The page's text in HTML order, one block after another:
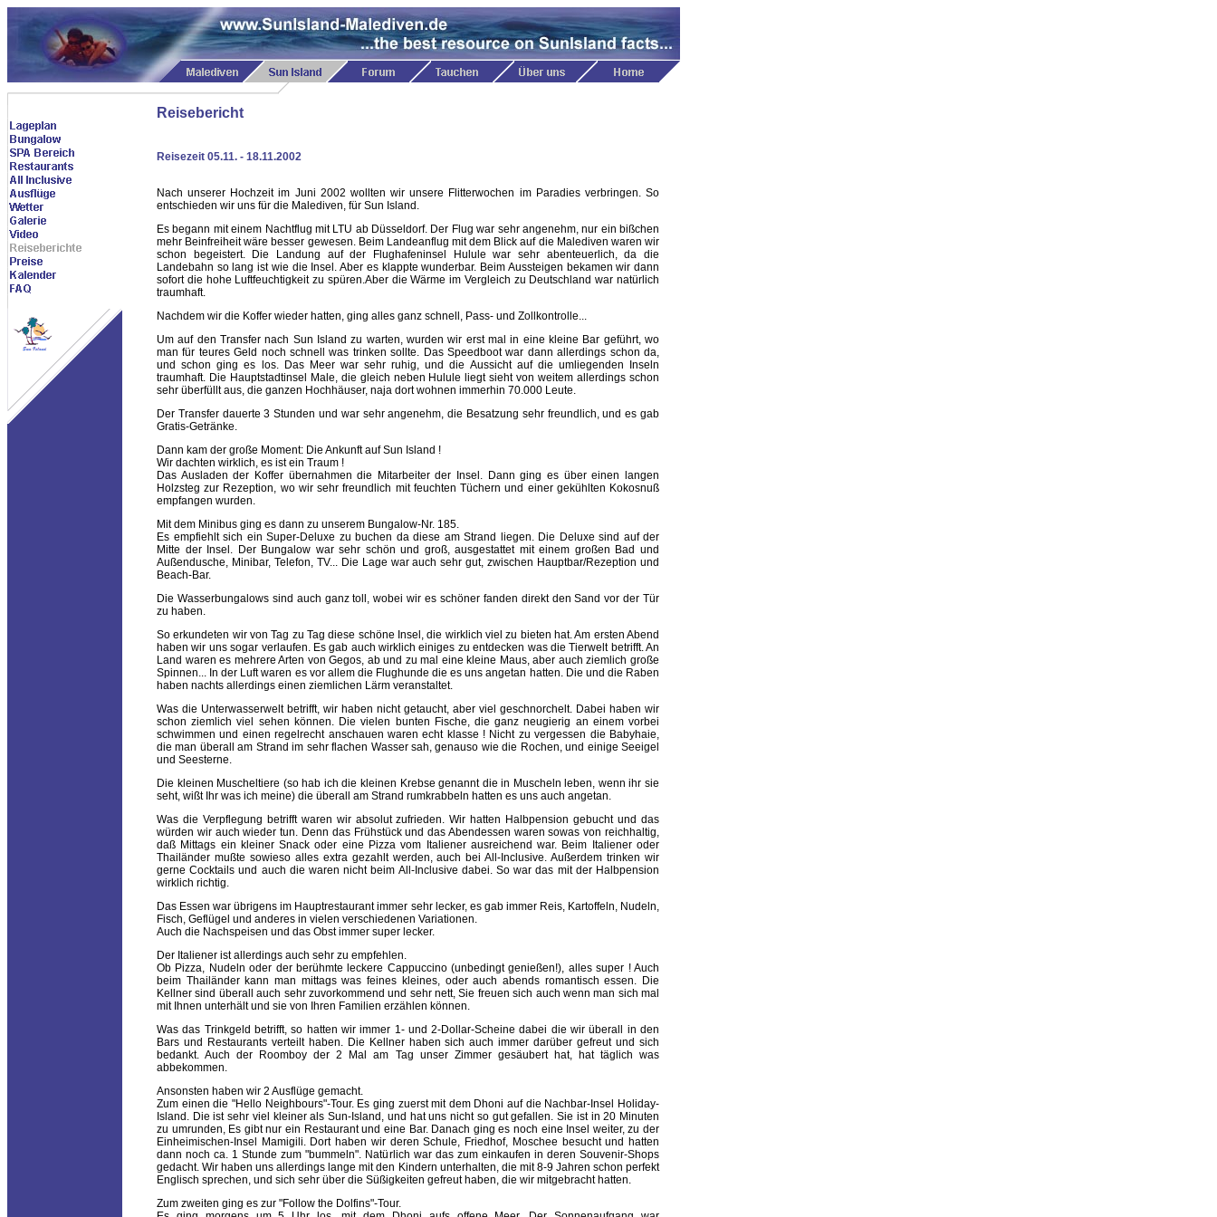
Reisebericht
Reisezeit 05.11. - 18.11.2002
Nach unserer Hochzeit im Juni 2002 wollten wir unsere Flitterwochen im Paradies verbringen. So
entschieden wir uns für die Malediven, für Sun Island.
Es begann mit einem Nachtflug mit LTU ab Düsseldorf. Der Flug war sehr angenehm, nur ein bißchen
mehr Beinfreiheit wäre besser gewesen. Beim Landeanflug mit dem Blick auf die Malediven waren wir
schon begeistert. Die Landung auf der Flughafeninsel Hulule war sehr abenteuerlich, da die
Landebahn so lang ist wie die Insel. Aber es klappte wunderbar. Beim Aussteigen bekamen wir dann
sofort die hohe Luftfeuchtigkeit zu spüren.Aber die Wärme im Vergleich zu Deutschland war natürlich
traumhaft.
Nachdem wir die Koffer wieder hatten, ging alles ganz schnell, Pass- und Zollkontrolle...
Um auf den Transfer nach Sun Island zu warten, wurden wir erst mal in eine kleine Bar geführt, wo
man für teures Geld noch schnell was trinken sollte. Das Speedboot war dann allerdings schon da,
und schon ging es los. Das Meer war sehr ruhig, und die Aussicht auf die umliegenden Inseln
traumhaft. Die Hauptstadtinsel Male, die gleich neben Hulule liegt sieht von weitem allerdings schon
sehr überfüllt aus, die ganzen Hochhäuser, naja dort wohnen immerhin 70.000 Leute.
Der Transfer dauerte 3 Stunden und war sehr angenehm, die Besatzung sehr freundlich, und es gab
Gratis-Getränke.
Dann kam der große Moment: Die Ankunft auf Sun Island !
Wir dachten wirklich, es ist ein Traum !
Das Ausladen der Koffer übernahmen die Mitarbeiter der Insel. Dann ging es über einen langen
Holzsteg zur Rezeption, wo wir sehr freundlich mit feuchten Tüchern und einer gekühlten Kokosnuß
empfangen wurden.
Mit dem Minibus ging es dann zu unserem Bungalow-Nr. 185.
Es empfiehlt sich ein Super-Deluxe zu buchen da diese am Strand liegen. Die Deluxe sind auf der
Mitte der Insel. Der Bungalow war sehr schön und groß, ausgestattet mit einem großen Bad und
Außendusche, Minibar, Telefon, TV... Die Lage war auch sehr gut, zwischen Hauptbar/Rezeption und
Beach-Bar.
Die Wasserbungalows sind auch ganz toll, wobei wir es schöner fanden direkt den Sand vor der Tür
zu haben.
So erkundeten wir von Tag zu Tag diese schöne Insel, die wirklich viel zu bieten hat. Am ersten Abend
haben wir uns sogar verlaufen. Es gab auch wirklich einiges zu entdecken was die Tierwelt betrifft. An
Land waren es mehrere Arten von Gegos, ab und zu mal eine kleine Maus, aber auch ziemlich große
Spinnen... In der Luft waren es vor allem die Flughunde die es uns angetan hatten. Die und die Raben
haben nachts allerdings einen ziemlichen Lärm veranstaltet.
Was die Unterwasserwelt betrifft, wir haben nicht getaucht, aber viel geschnorchelt. Dabei haben wir
schon ziemlich viel sehen können. Die vielen bunten Fische, die ganz neugierig an einem vorbei
schwimmen und einen regelrecht anschauen waren echt klasse ! Nicht zu vergessen die Babyhaie,
die man überall am Strand im sehr flachen Wasser sah, genauso wie die Rochen, und einige Seeigel
und Seesterne.
Die kleinen Muscheltiere (so hab ich die kleinen Krebse genannt die in Muscheln leben, wenn ihr sie
seht, wißt Ihr was ich meine) die überall am Strand rumkrabbeln hatten es uns auch angetan.
Was die Verpflegung betrifft waren wir absolut zufrieden. Wir hatten Halbpension gebucht und das
würden wir auch wieder tun. Denn das Frühstück und das Abendessen waren sowas von reichhaltig,
daß Mittags ein kleiner Snack oder eine Pizza vom Italiener ausreichend war. Beim Italiener oder
Thailänder mußte sowieso alles extra gezahlt werden, auch bei All-Inclusive. Außerdem trinken wir
gerne Cocktails und auch die waren nicht beim All-Inclusive dabei. So war das mit der Halbpension
wirklich richtig.
Das Essen war übrigens im Hauptrestaurant immer sehr lecker, es gab immer Reis, Kartoffeln, Nudeln,
Fisch, Geflügel und anderes in vielen verschiedenen Variationen.
Auch die Nachspeisen und das Obst immer super lecker.
Der Italiener ist allerdings auch sehr zu empfehlen.
Ob Pizza, Nudeln oder der berühmte leckere Cappuccino (unbedingt genießen!), alles super ! Auch
beim Thailänder kann man mittags was feines kleines, oder auch abends romantisch essen. Die
Kellner sind überall auch sehr zuvorkommend und sehr nett, Sie freuen sich auch wenn man sich mal
mit Ihnen unterhält und sie von Ihren Familien erzählen können.
Was das Trinkgeld betrifft, so hatten wir immer 1- und 2-Dollar-Scheine dabei die wir überall in den
Bars und Restaurants verteilt haben. Die Kellner haben sich auch immer darüber gefreut und sich
bedankt. Auch der Roomboy der 2 Mal am Tag unser Zimmer gesäubert hat, hat täglich was
abbekommen.
Ansonsten haben wir 2 Ausflüge gemacht.
Zum einen die "Hello Neighbours"-Tour. Es ging zuerst mit dem Dhoni auf die Nachbar-Insel Holiday-
Island. Die ist sehr viel kleiner als Sun-Island, und hat uns nicht so gut gefallen. Sie ist in 20 Minuten
zu umrunden, Es gibt nur ein Restaurant und eine Bar. Danach ging es noch eine Insel weiter, zu der
Einheimischen-Insel Mamigili. Dort haben wir deren Schule, Friedhof, Moschee besucht und hatten
dann noch ca. 1 Stunde zum "bummeln". Natürlich war das zum einkaufen in deren Souvenir-Shops
gedacht. Wir haben uns allerdings lange mit den Kindern unterhalten, die mit 8-9 Jahren schon perfekt
Englisch sprechen, und sich sehr über die Süßigkeiten gefreut haben, die wir mitgebracht hatten.
Zum zweiten ging es zur "Follow the Dolfins"-Tour.